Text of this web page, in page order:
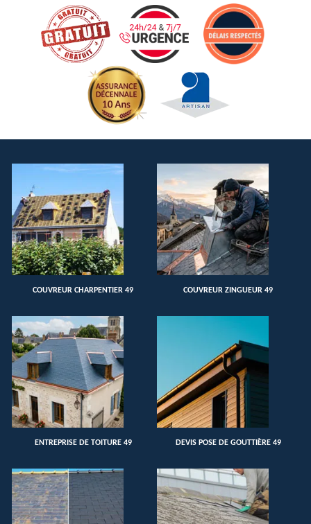
COUVREUR CHARPENTIER 49 COUVREUR ZINGUEUR 49
ENTREPRISE DE TOITURE 49 DEVIS POSE DE GOUTTIÈRE 49